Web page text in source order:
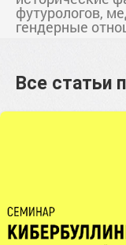
футурологов,
гендерные
Все статьи